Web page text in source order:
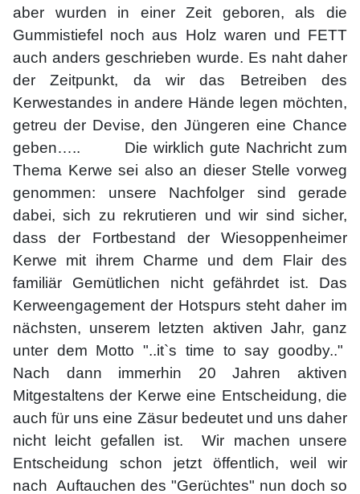
aber wurden in einer Zeit geboren, als die
Gummistiefel noch aus Holz waren und FETT
auch anders geschrieben wurde. Es naht daher
der Zeitpunkt, da wir das Betreiben des
Kerwestandes in andere Hände legen möchten,
getreu der Devise, den Jüngeren eine Chance
geben….. Die wirklich gute Nachricht zum
Thema Kerwe sei also an dieser Stelle vorweg
genommen: unsere Nachfolger sind gerade
dabei, sich zu rekrutieren und wir sind sicher,
dass der Fortbestand der Wiesoppenheimer
Kerwe mit ihrem Charme und dem Flair des
familiär Gemütlichen nicht gefährdet ist. Das
Kerweengagement der Hotspurs steht daher im
nächsten, unserem letzten aktiven Jahr, ganz
unter dem Motto "..it`s time to say goodby.."
Nach dann immerhin 20 Jahren aktiven
Mitgestaltens der Kerwe eine Entscheidung, die
auch für uns eine Zäsur bedeutet und uns daher
nicht leicht gefallen ist. Wir machen unsere
Entscheidung schon jetzt öffentlich, weil wir
nach Auftauchen des "Gerüchtes" nun doch so